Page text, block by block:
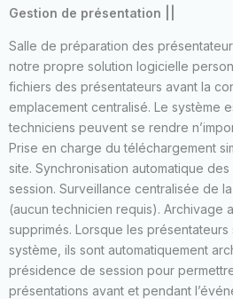
Gestion de présentation ||
Salle de préparation des
notre propre solution logicielle
fichiers des présentateurs avant la
emplacement centralisé. Le système
techniciens peuvent se rendre
Prise en charge du téléchargement
site. Synchronisation automatique
session. Surveillance centralisée de
(aucun technicien requis). Archivage
supprimés. Lorsque les
système, ils sont automatiquement
présidence de session pour
présentations avant et pendant